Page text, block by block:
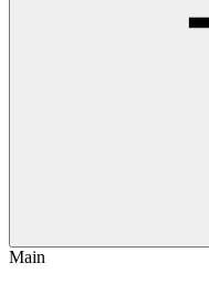
Main